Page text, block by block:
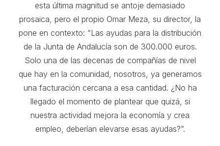
esta última magnitud se antoje demasiado
prosaica, pero el propio Omar Meza, su director, la
pone en contexto: “Las ayudas para la distribución
de la Junta de Andalucía son de 300.000 euros.
Solo una de las decenas de compañías de nivel
que hay en la comunidad, nosotros, ya generamos
una facturación cercana a esa cantidad. ¿No ha
llegado el momento de plantear que quizá, si
nuestra actividad mejora la economía y crea
empleo, deberían elevarse esas ayudas?”.